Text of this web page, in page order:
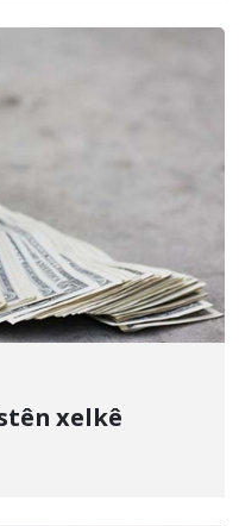
xelkê